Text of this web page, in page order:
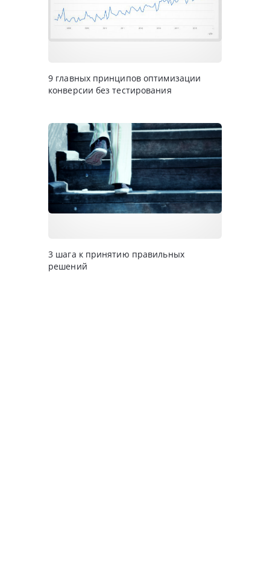
9 главных принципов оптимизации
конверсии без тестирования
3 шага к принятию правильных
решений